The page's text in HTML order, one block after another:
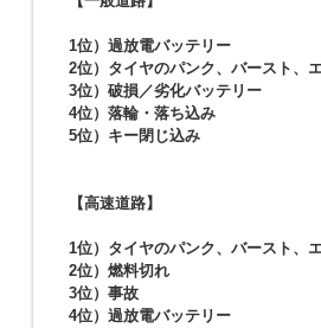
1位）過放電バッテリー
2位）タイヤのパンク、バースト、
3位）破損／劣化バッテリー
4位）落輪・落ち込み
5位）キー閉じ込み
【高速道路】
1位）タイヤのパンク、バースト、
2位）燃料切れ
3位）事故
4位）過放電バッテリー